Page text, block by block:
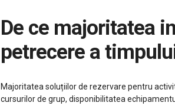
De ce majoritatea instrumentelor de rezervare pentru activități de
petrecere a
Majoritatea soluțiilor de rezervare pentru
cursurilor de grup, disponibilitatea